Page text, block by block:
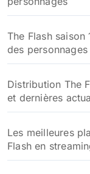
The Flash
des
Distribution The
et dernières
Les meilleures
Flash en